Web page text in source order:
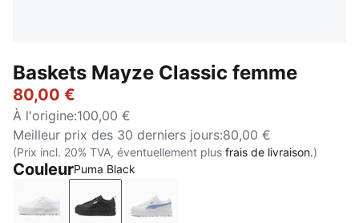
Baskets Mayze Classic femme
80,00 €
À l'origine:100,00 €
Meilleur prix des 30 derniers jours:80,00 €
(Prix incl. 20% TVA, éventuellement plus frais de livraison.)
CouleurPuma Black
Puma WhitePuma BlackPUMA White-Intense Lavender